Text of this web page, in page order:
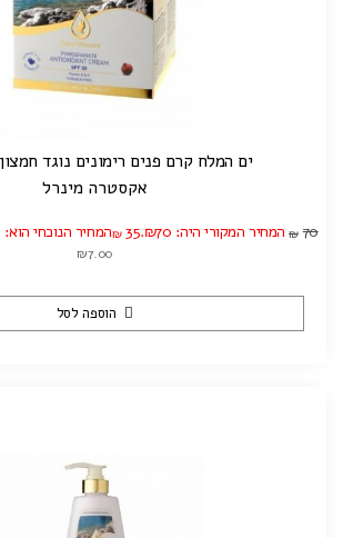
ים המלח קרם פנים רימונים נוגד חמצון | 50
אקסטרה מינרל
₪ 70 המחיר המקורי היה: ₪70. ₪ 35 המחיר הנוכחי הוא: ₪35.
₪7.00
הוספה לסל